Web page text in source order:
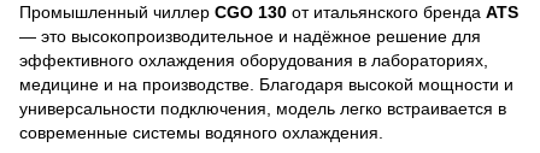
Промышленный чиллер CGO 130 от итальянского бренда ATS
— это высокопроизводительное и надёжное решение для
эффективного охлаждения оборудования в лабораториях,
медицине и на производстве. Благодаря высокой мощности и
универсальности подключения, модель легко встраивается в
современные системы водяного охлаждения.